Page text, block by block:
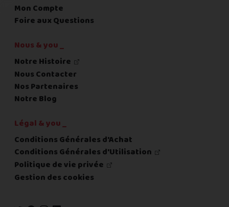
Mon Compte
Foire aux Questions
Nous & you _
Notre Histoire
Nous Contacter
Nos Partenaires
Notre Blog
Légal & you _
Conditions Générales d'Achat
Conditions Générales d'Utilisation
Politique de vie privée
Gestion des cookies